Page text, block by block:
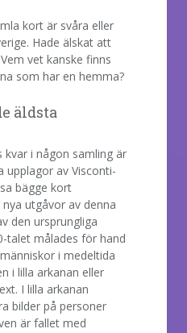
kort är svåra eller
Hade älskat att
vet kanske finns
som har en hemma?
äldsta
i någon samling är
upplagor av Visconti-
bägge kort
utgåvor av denna
den ursprungliga
talet målades för hand
i medeltida
i lilla arkanan eller
I lilla arkanan
bilder på personer
är fallet med